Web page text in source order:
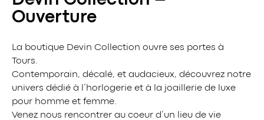
Ouverture
La boutique Devin Collection ouvre ses portes à
Tours.
Contemporain, décalé, et audacieux, découvrez notre
univers dédié à l’horlogerie et à la joaillerie de luxe
pour homme et femme.
Venez nous rencontrer au coeur d’un lieu de vie